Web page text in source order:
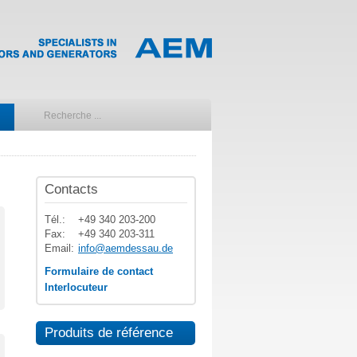
Contacts
Tél.:
+49 340 203-200
Fax:
+49 340 203-311
Email: info@aemdessau.de
Formulaire de contact
Interlocuteur
Produits de référence